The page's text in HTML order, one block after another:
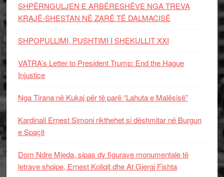
SHPËRNGULJEN E ARBËRESHËVE NGA TREVA
KRAJË-SHESTAN NË ZARË TË DALMACISË
SHPOPULLIMI, PUSHTIMI I SHEKULLIT XXI
VATRA’s Letter to President Trump: End the Hague
Injustice
Nga Tirana në Kukaj për të parë “Lahuta e Malësisë”
Kardinali Ernest Simoni rikthehet si dëshmitar në Burgun
e Spaçit
Dom Ndre Mjeda, sipas dy figurave monumentale të
letrave shqipe, Ernest Koliqit dhe At Gjergj Fishta